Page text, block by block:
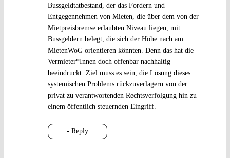
- Reply
Bussgeldtatbestand, der das Fordern und
Entgegennehmen von Mieten, die über dem von der
Mietpreisbremse erlaubten Niveau liegen, mit
Bussgeldern belegt, die sich der Höhe nach am
MietenWoG orientieren könnten. Denn das hat die
Vermieter*Innen doch offenbar nachhaltig
beeindruckt. Ziel muss es sein, die Lösung dieses
systemischen Problems rückzuverlagern von der
privat zu verantwortenden Rechtsverfolgung hin zu
einem öffentlich steuernden Eingriff.